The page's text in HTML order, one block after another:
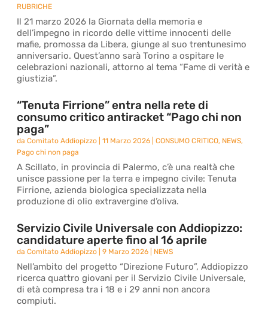
RUBRICHE
Il 21 marzo 2026 la Giornata della memoria e
dell’impegno in ricordo delle vittime innocenti delle
mafie, promossa da Libera, giunge al suo trentunesimo
anniversario. Quest’anno sarà Torino a ospitare le
celebrazioni nazionali, attorno al tema “Fame di verità e
giustizia”.
“Tenuta Firrione” entra nella rete di
consumo critico antiracket “Pago chi non
paga”
daComitato Addiopizzo |11 Marzo 2026 |CONSUMO CRITICO, NEWS,
Pago chi non paga
A Scillato, in provincia di Palermo, c’è una realtà che
unisce passione per la terra e impegno civile: Tenuta
Firrione, azienda biologica specializzata nella
produzione di olio extravergine d’oliva.
Servizio Civile Universale con Addiopizzo:
candidature aperte fino al 16 aprile
daComitato Addiopizzo |9 Marzo 2026 NEWS
Nell’ambito del progetto “Direzione Futuro”, Addiopizzo
ricerca quattro giovani per il Servizio Civile Universale,
di età compresa tra i 18 e i 29 anni non ancora
compiuti.